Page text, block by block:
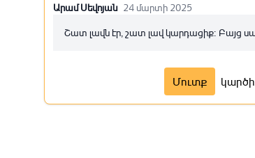
Արամ Սեվոյան 24 մարտի 2025
Շատ լավն էր, շատ լավ կարդացիք։ Բայց սա
Մուտք